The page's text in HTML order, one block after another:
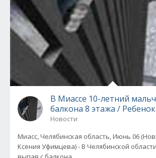
В Миассе 10-летний
балкона 8 этажа /
Новости
Миасс, Челябинская область, Июнь 06
Ксения Уфимцева) - В Челябинской